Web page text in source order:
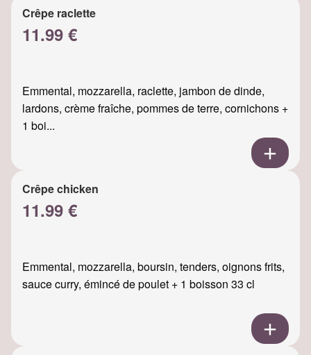
Crêpe raclette
11.99 €
Emmental, mozzarella, raclette, jambon de dinde,
lardons, crème fraîche, pommes de terre, cornichons +
1 boi...
Crêpe chicken
11.99 €
Emmental, mozzarella, boursin, tenders, oignons frits,
sauce curry, émincé de poulet + 1 boisson 33 cl